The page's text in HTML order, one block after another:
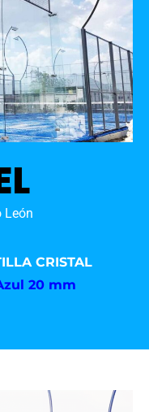
León
CRISTAL
20 mm